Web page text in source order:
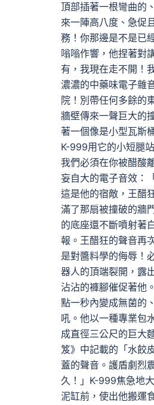
頂部插著一根彎曲的
來一陣高八度、急促
務！你那邊是不是已
嗡嗡作響，他捏著對
有，我現在走不開！
濃濃的中藥味電子雜
院！別帶任何多餘的
牆壁傳來一聲巨大的
著一個像是小型瓦斯
K-999用它的小短腿
我們必須在你被醋酸
妄自大的電子音效：
這是他的宿敵，王醋
滿了那扇被撞破的牆
的底座還不斷噴射著
報。王醋狂的聲音再
是對醬料學的侮辱！
器人的頂端裂開，露
沾沾的褲腳催促著他
點一秒內變成無菌的
吼。他以一種專業包
成直徑三公尺的巨大
笈》中記載的「水餃
蓋的聲音。護盾劇烈
久！」K-999焦急地
泥缸前，使出他搬運